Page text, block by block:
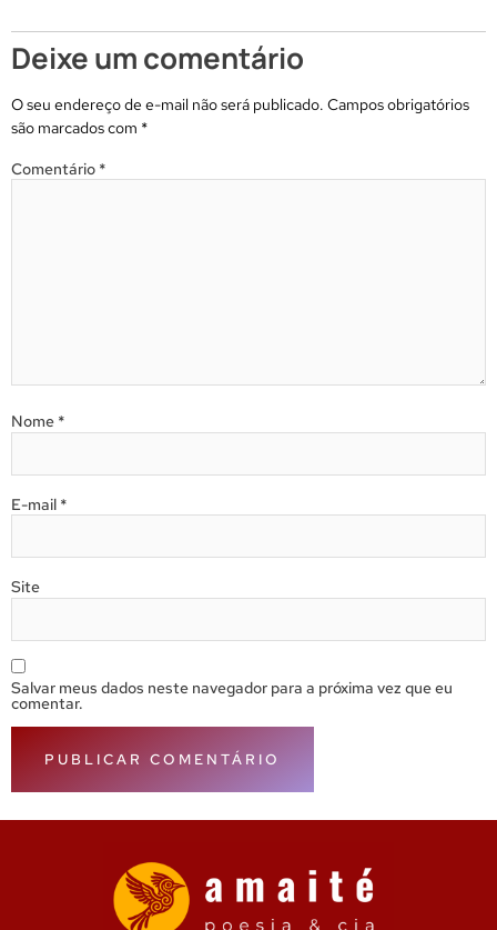
Deixe um comentário
O seu endereço de e-mail não será publicado. Campos obrigatórios
são marcados com *
Comentário *
Nome *
E-mail *
Site
Salvar meus dados neste navegador para a próxima vez que eu
comentar.